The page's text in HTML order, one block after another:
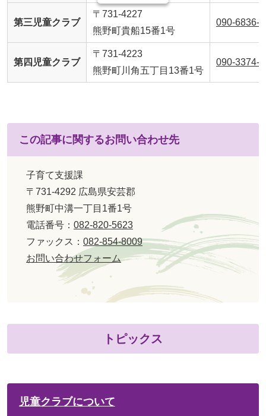
第三児童クラブ
〒731-4227
熊野町貴船15番1号
090-6836-
第四児童クラブ
〒731-4223
熊野町川角五丁目13番1号
090-3374-
この記事に関するお問い合わせ先
子育て支援課
〒731-4292 広島県安芸郡
熊野町中溝一丁目1番1号
電話番号： 082-820-5623
ファックス： 082-854-8009
お問い合わせフォーム
トピックス
児童クラブについて